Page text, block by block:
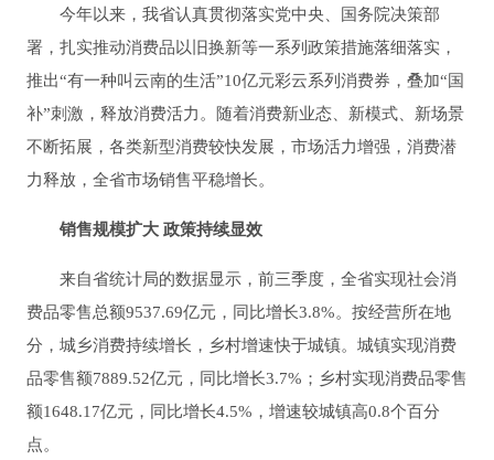
今年以来，我省认真贯彻落实党中央、国务院决策部
署，扎实推动消费品以旧换新等一系列政策措施落细落实，
推出“有一种叫云南的生活”10亿元彩云系列消费券，叠加“国
补”刺激，释放消费活力。随着消费新业态、新模式、新场景
不断拓展，各类新型消费较快发展，市场活力增强，消费潜
力释放，全省市场销售平稳增长。
销售规模扩大 政策持续显效
来自省统计局的数据显示，前三季度，全省实现社会消
费品零售总额9537.69亿元，同比增长3.8%。按经营所在地
分，城乡消费持续增长，乡村增速快于城镇。城镇实现消费
品零售额7889.52亿元，同比增长3.7%；乡村实现消费品零售
额1648.17亿元，同比增长4.5%，增速较城镇高0.8个百分
点。